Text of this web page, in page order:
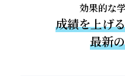
効果的な
成績を上げ
最新